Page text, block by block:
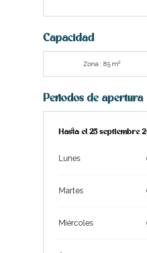
Capacidad
Zona : 85 m2
Periodos de apertura
Del2 abril 2026al25
Hasta el25 septiembre
Lunes
Martes
Miércoles